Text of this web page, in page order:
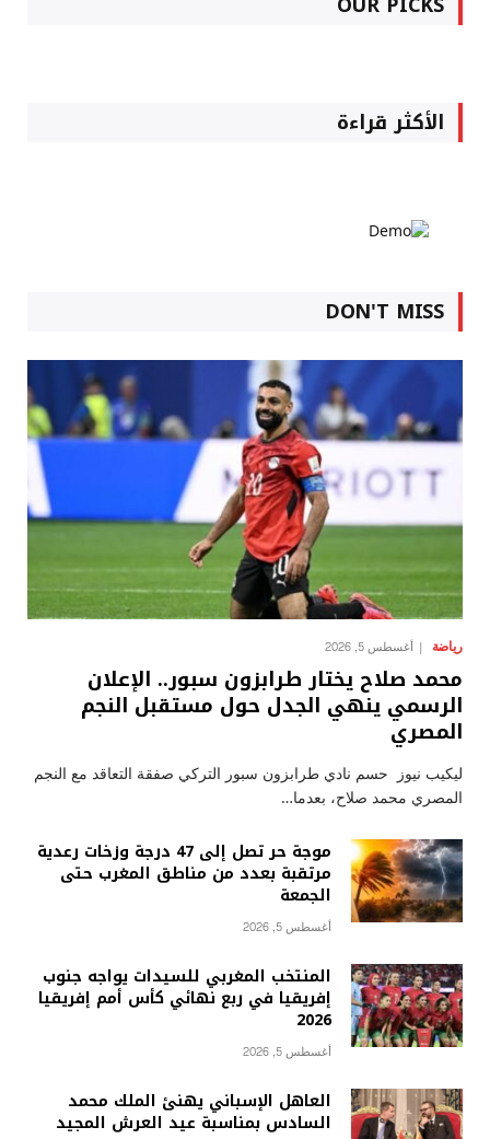
الأكثر قراءة
DON'T MISS
رياضة أغسطس 5, 2026
محمد صلاح يختار طرابزون سبور.. الإعلان
الرسمي ينهي الجدل حول مستقبل النجم
المصري
ليكيب نيوز حسم نادي طرابزون سبور التركي صفقة التعاقد مع النجم
المصري محمد صلاح، بعدما…
موجة حر تصل إلى 47 درجة وزخات رعدية
مرتقبة بعدد من مناطق المغرب حتى
الجمعة
أغسطس 5, 2026
المنتخب المغربي للسيدات يواجه جنوب
إفريقيا في ربع نهائي كأس أمم إفريقيا
2026
أغسطس 5, 2026
العاهل الإسباني يهنئ الملك محمد
السادس بمناسبة عيد العرش المجيد